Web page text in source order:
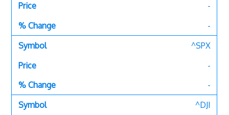
-
-
^SPX
-
-
^DJI